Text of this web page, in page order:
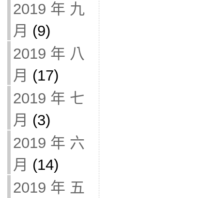
2019 年 九
月 (9)
2019 年 八
月 (17)
2019 年 七
月 (3)
2019 年 六
月 (14)
2019 年 五